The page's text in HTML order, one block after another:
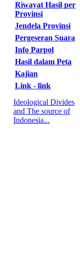
Riwayat Hasil per
Provinsi
Jendela Provinsi
Pergeseran Suara
Info Parpol
Hasil dalam Peta
Kajian
Link - link
Ideological Divides
and The source of
Indonesia...